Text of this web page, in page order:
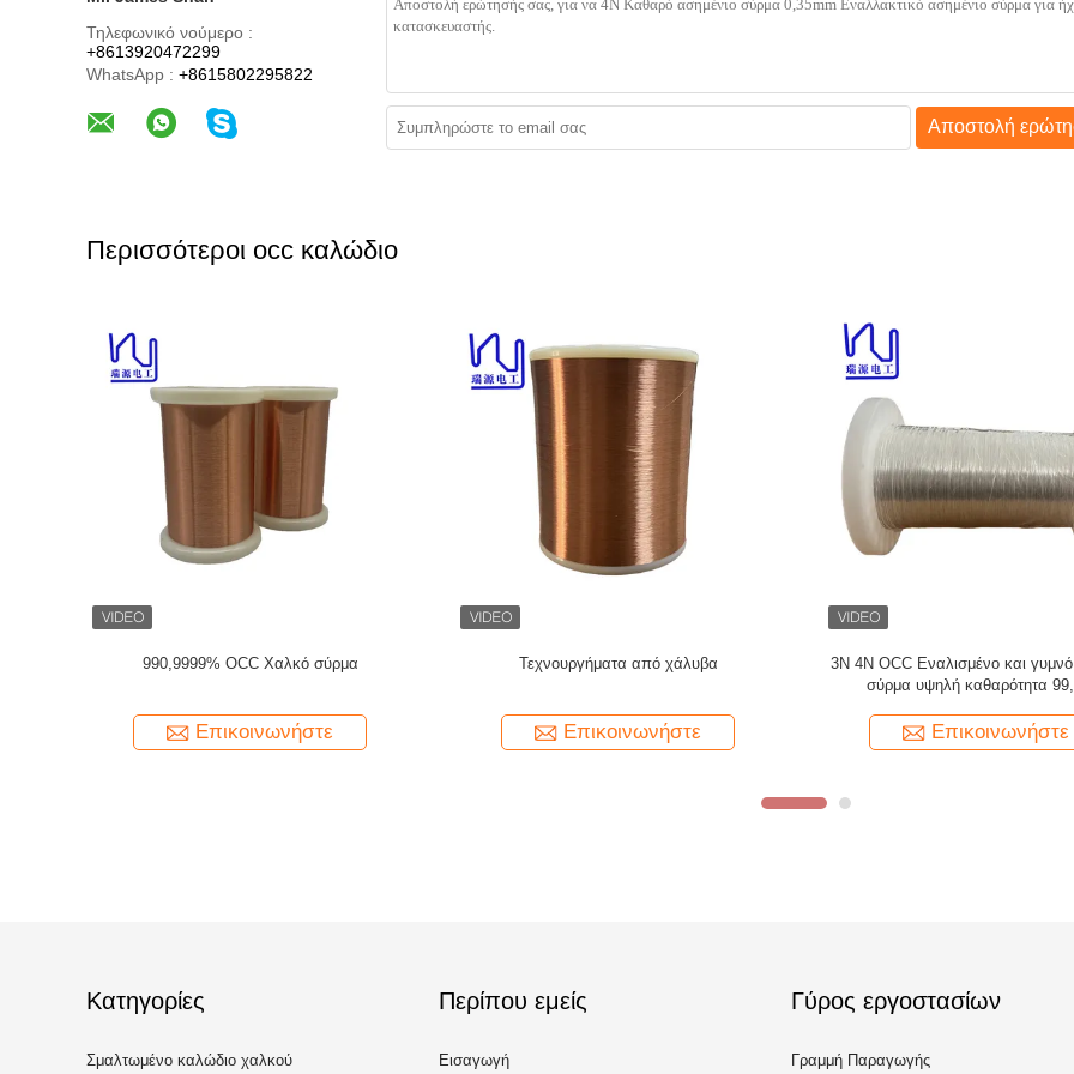
Τηλεφωνικό νούμερο :
+8613920472299
WhatsApp : +8615802295822
Αποστολή
Περισσότεροι occ καλώδιο
Εξυπηρετούμενος νάυλον Litz καλωδίων 4n
Επικοινωνήστε
AWG 38 0,10mm Ασβέρνημα υψηλής
Επικοινωνήστε
40 AWG 0,08mm 4N
σμιλεμένο ασημένιο
Κατηγορίες
Σμαλτωμένο καλώδιο χαλκού
Περίπου εμείς
Εισαγωγή
Γύρος εργοστασίων
Γραμμή Παραγωγής